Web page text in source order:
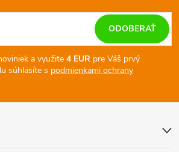
a využite 4 EUR pre Váš prvý
súhlasíte s podmienkami ochrany
ODOBERAŤ